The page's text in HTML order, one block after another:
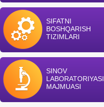
SIFATNI
BOSHQARISH
TIZIMLARI
SINOV
LABORATORIYASI
MAJMUASI